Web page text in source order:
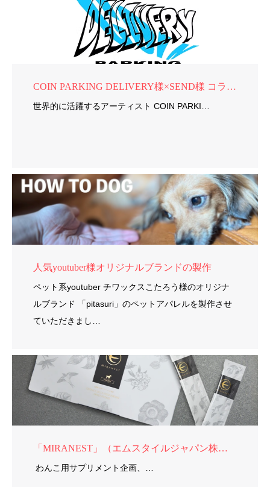
COIN PARKING DELIVERY様×SEND様 コラボ商品制作
世界的に活躍するアーティスト COIN PARKI…
人気youtuber様オリジナルブランドの製作
ペット系youtuber チワックスこたろう様のオリジナ
ルブランド 「pitasuri」のペットアパレルを製作させ
ていただきまし…
「MIRANEST」（エムスタイルジャパン株式会社）様
わんこ用サプリメント企画、…